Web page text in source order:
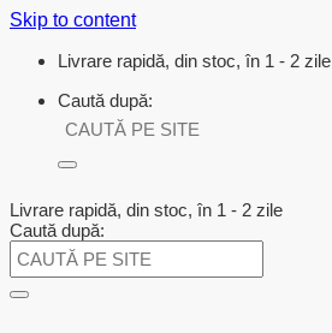
Skip to content
Livrare rapidă, din stoc, în 1 - 2 zile
Caută după:
Livrare rapidă, din stoc, în 1 - 2 zile
Caută după: